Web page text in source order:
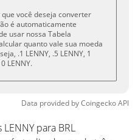
você deseja converter
é automaticamente
usar nossa Tabela
quanto vale sua moeda
.1 LENNY, .5 LENNY, 1
LENNY.
Data provided byCoingeckoAPI
para BRL